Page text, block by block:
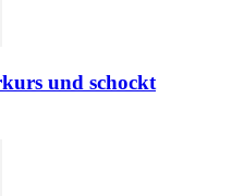
und schockt